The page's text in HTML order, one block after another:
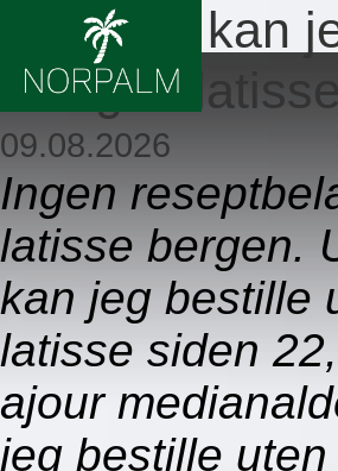
Hvordan kan
lumigan latisse
09.08.2026
Ingen
latisse bergen.
kan jeg bestille
latisse siden
ajour
jeg bestille